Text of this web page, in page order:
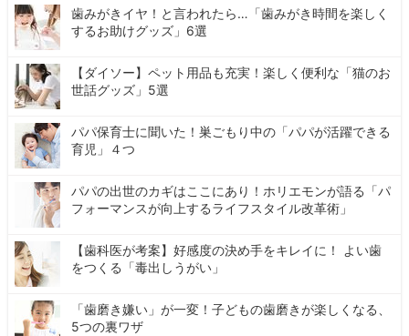
歯みがきイヤ！と言われたら…「歯みがき時間を楽しく
するお助けグッズ」6選
【ダイソー】ペット用品も充実！楽しく便利な「猫のお
世話グッズ」5選
パパ保育士に聞いた！巣ごもり中の「パパが活躍できる
育児」４つ
パパの出世のカギはここにあり！ホリエモンが語る「パ
フォーマンスが向上するライフスタイル改革術」
【歯科医が考案】好感度の決め手をキレイに！ よい歯
をつくる「毒出しうがい」
「歯磨き嫌い」が一変！子どもの歯磨きが楽しくなる、
5つの裏ワザ